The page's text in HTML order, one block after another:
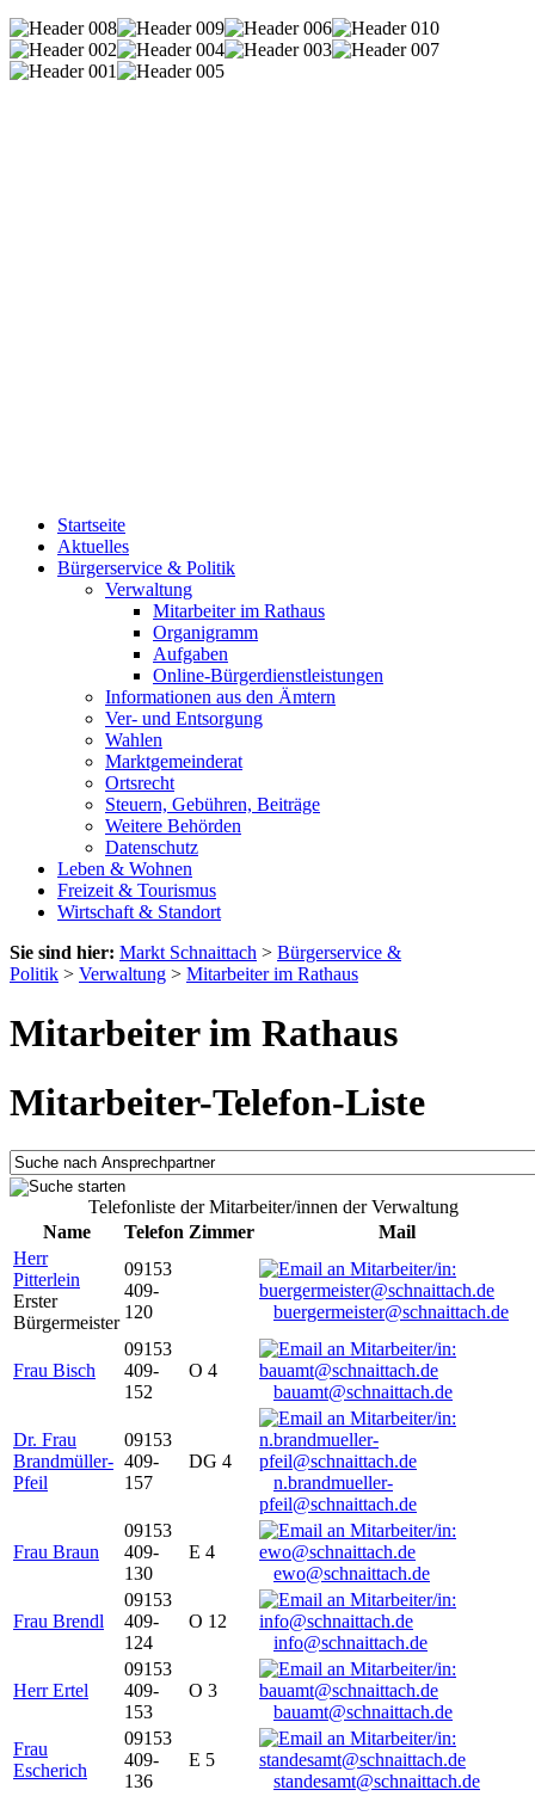
Startseite
Aktuelles
Bürgerservice & Politik
Verwaltung
Mitarbeiter im Rathaus
Organigramm
Aufgaben
Online-Bürgerdienstleistungen
Informationen aus den Ämtern
Ver- und Entsorgung
Wahlen
Marktgemeinderat
Ortsrecht
Steuern, Gebühren, Beiträge
Weitere Behörden
Datenschutz
Leben & Wohnen
Freizeit & Tourismus
Wirtschaft & Standort
Sie sind hier: Markt Schnaittach > Bürgerservice &
Politik > Verwaltung > Mitarbeiter im Rathaus
Mitarbeiter im Rathaus
Mitarbeiter-Telefon-Liste
Telefonliste der Mitarbeiter/innen der Verwaltung
Name
Telefon Zimmer
Mail
Herr
Pitterlein
Erster
Bürgermeister
09153
409-
120
buergermeister@schnaittach.de
Frau Bisch
09153
409-
152
O 4
bauamt@schnaittach.de
Dr. Frau
Brandmüller-
Pfeil
09153
409-
157
DG 4
n.brandmueller-
pfeil@schnaittach.de
Frau Braun
09153
409-
130
E 4
ewo@schnaittach.de
Frau Brendl
09153
409-
124
O 12
info@schnaittach.de
Herr Ertel
09153
409-
153
O 3
bauamt@schnaittach.de
Frau
Escherich
09153
409-
136
E 5
standesamt@schnaittach.de